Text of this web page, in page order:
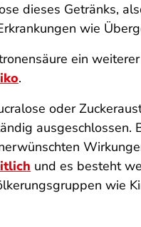
dieses Getränks,
wie
ein
.
oder
und es besteht
wie